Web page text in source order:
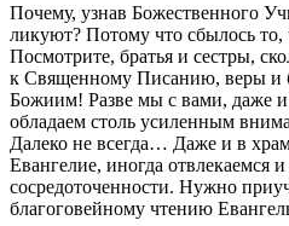
Почему, узнав Божественного
ликуют? Потому что сбылось то,
Посмотрите, братья и сестры,
к Священному Писанию, веры и
Божиим! Разве мы с вами, даже
обладаем столь усиленным
Далеко не всегда… Даже и в
Евангелие, иногда отвлекаемся
сосредоточенности. Нужно
благоговейному чтению